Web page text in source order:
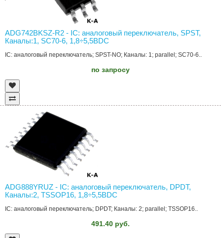
ADG742BKSZ-R2 - IC: аналоговый переключатель, SPST,
Каналы:1, SC70-6, 1,8÷5,5ВDC
IC: аналоговый переключатель; SPST-NO; Каналы: 1; parallel; SC70-6..
по запросу
ADG888YRUZ - IC: аналоговый переключатель, DPDT,
Каналы:2, TSSOP16, 1,8÷5,5ВDC
IC: аналоговый переключатель; DPDT; Каналы: 2; parallel; TSSOP16..
491.40 руб.